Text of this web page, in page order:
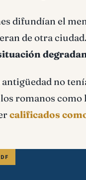
difundían el
de otra
no
romanos
calificados